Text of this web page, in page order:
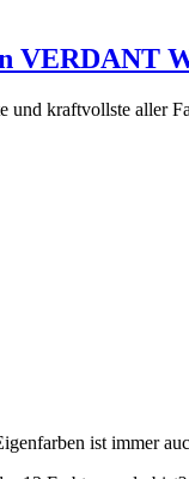
VERDANT
und kraftvollste aller
ist immer